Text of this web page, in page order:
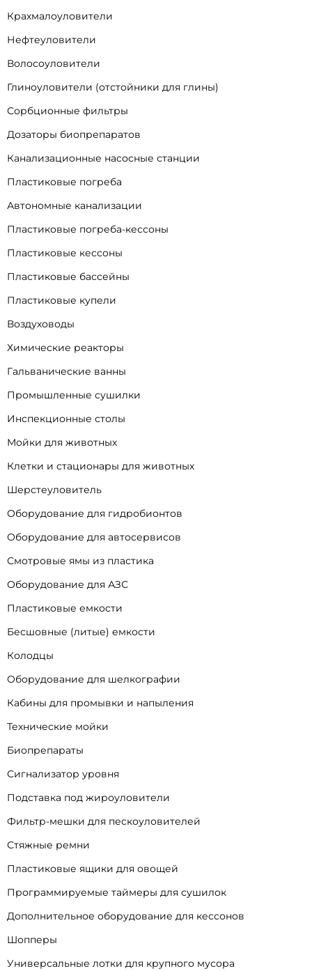
Крахмалоуловители
Нефтеуловители
Волосоуловители
Глиноуловители (отстойники для глины)
Сорбционные фильтры
Дозаторы биопрепаратов
Канализационные насосные станции
Пластиковые погреба
Автономные канализации
Пластиковые погреба-кессоны
Пластиковые кессоны
Пластиковые бассейны
Пластиковые купели
Воздуховоды
Химические реакторы
Гальванические ванны
Промышленные сушилки
Инспекционные столы
Мойки для животных
Клетки и стационары для животных
Шерстеуловитель
Оборудование для гидробионтов
Оборудование для автосервисов
Смотровые ямы из пластика
Оборудование для АЗС
Пластиковые емкости
Бесшовные (литые) емкости
Колодцы
Оборудование для шелкографии
Кабины для промывки и напыления
Технические мойки
Биопрепараты
Сигнализатор уровня
Подставка под жироуловители
Фильтр-мешки для пескоуловителей
Стяжные ремни
Пластиковые ящики для овощей
Программируемые таймеры для сушилок
Дополнительное оборудование для кессонов
Шопперы
Универсальные лотки для крупного мусора